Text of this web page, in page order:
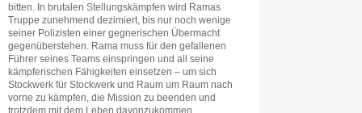
bitten. In brutalen Stellungskämpfen wird Ramas
Truppe zunehmend dezimiert, bis nur noch wenige
seiner Polizisten einer gegnerischen Übermacht
gegenüberstehen. Rama muss für den gefallenen
Führer seines Teams einspringen und all seine
kämpferischen Fähigkeiten einsetzen – um sich
Stockwerk für Stockwerk und Raum um Raum nach
vorne zu kämpfen, die Mission zu beenden und
trotzdem mit dem Leben davonzukommen.